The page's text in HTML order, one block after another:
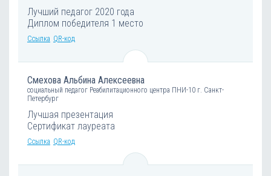
Лучший педагог 2020 года
Диплом победителя 1 место
Ссылка QR-код
Смехова Альбина Алексеевна
социальный педагог Реабилитационного центра ПНИ-10 г. Санкт-
Петербург
Лучшая презентация
Сертификат лауреата
Ссылка QR-код